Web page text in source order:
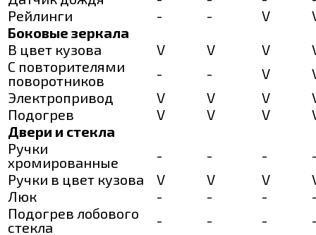
Рейлинги
- - V
Боковые зеркала
В цвет кузова
V V V
С повторителями
поворотников
- - V
Электропривод
V V V
Подогрев
V V V
Двери и стекла
Ручки
хромированные
- - -
Ручки в цвет кузова
V V V
Люк
- - -
Подогрев лобового
стекла
- - -